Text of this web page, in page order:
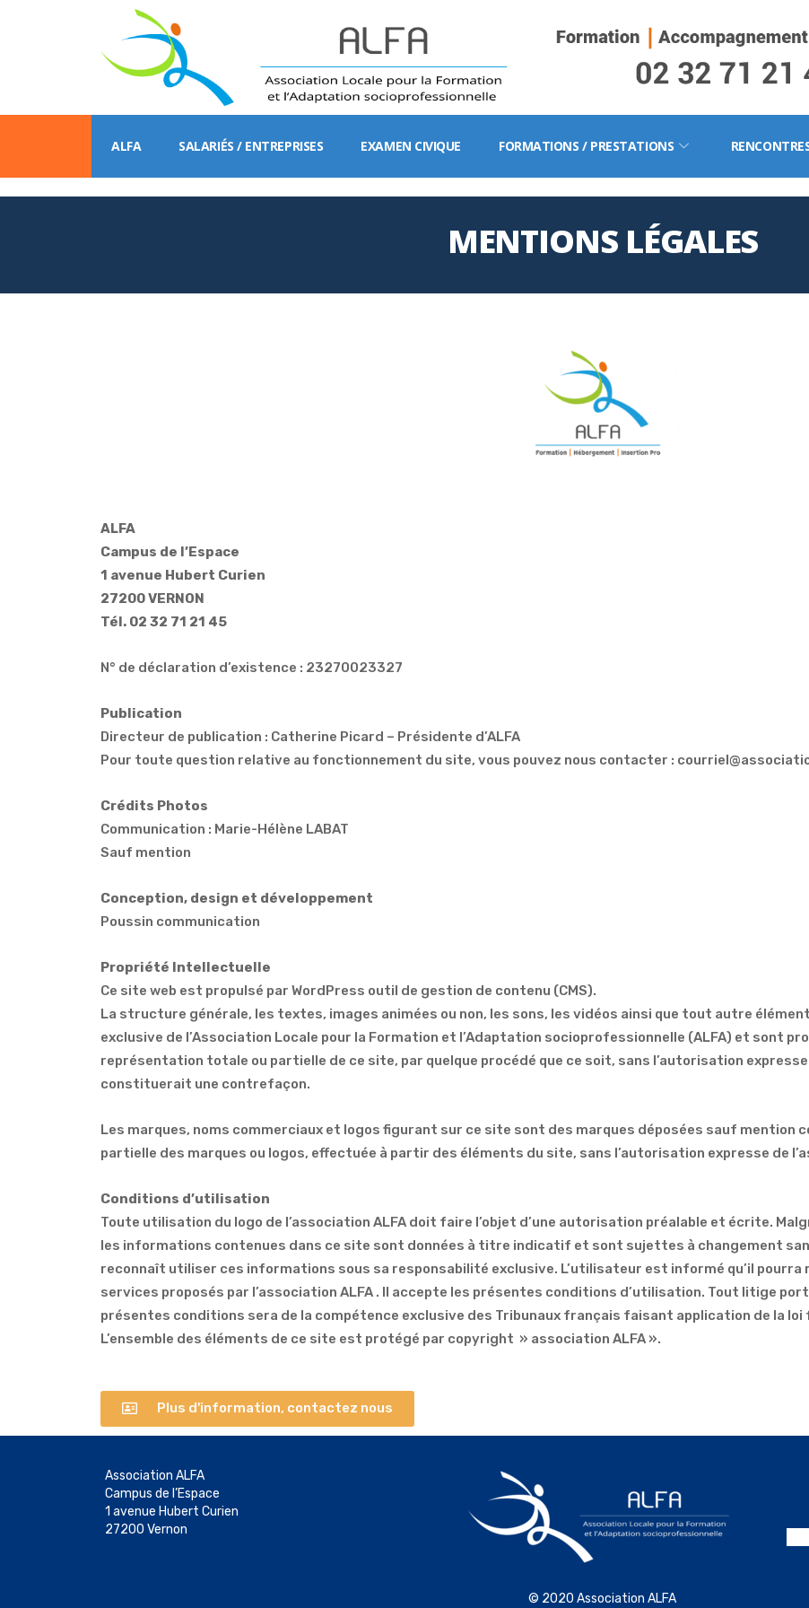
ALFA SALARIÉS / ENTREPRISES EXAMEN CIVIQUE FORMATIONS / PRESTATIONS
MENTIONS LÉGALES
ALFA
Campus de l’Espace
1 avenue Hubert Curien
27200 VERNON
Tél. 02 32 71 21 45
N° de déclaration d’existence : 23270023327
Publication
Directeur de publication : Catherine Picard – Présidente d’ALFA
Pour toute question relative au fonctionnement du site, vous pouvez nous contacter :
Crédits Photos
Communication : Marie-Hélène LABAT
Sauf mention
Conception, design et développement
Poussin communication
Propriété Intellectuelle
Ce site web est propulsé par WordPress outil de gestion de contenu (CMS).
La structure générale, les textes, images animées ou non, les sons, les vidéos ainsi que tout autre
exclusive de l’Association Locale pour la Formation et l’Adaptation socioprofessionnelle (ALFA) et sont
représentation totale ou partielle de ce site, par quelque procédé que ce soit, sans l’autorisation
constituerait une contrefaçon.
Les marques, noms commerciaux et logos figurant sur ce site sont des marques déposées sauf
partielle des marques ou logos, effectuée à partir des éléments du site, sans l’autorisation expresse de
Conditions d’utilisation
Toute utilisation du logo de l’association ALFA doit faire l’objet d’une autorisation préalable et écrite.
les informations contenues dans ce site sont données à titre indicatif et sont sujettes à changement
reconnaît utiliser ces informations sous sa responsabilité exclusive. L’utilisateur est informé qu’il
services proposés par l’association ALFA . Il accepte les présentes conditions d’utilisation. Tout litige
présentes conditions sera de la compétence exclusive des Tribunaux français faisant application de la loi
L’ensemble des éléments de ce site est protégé par copyright » association ALFA ».
Plus d'information, contactez nous
Association ALFA
Campus de l’Espace
1 avenue Hubert Curien
27200 Vernon
© 2020 Association ALFA